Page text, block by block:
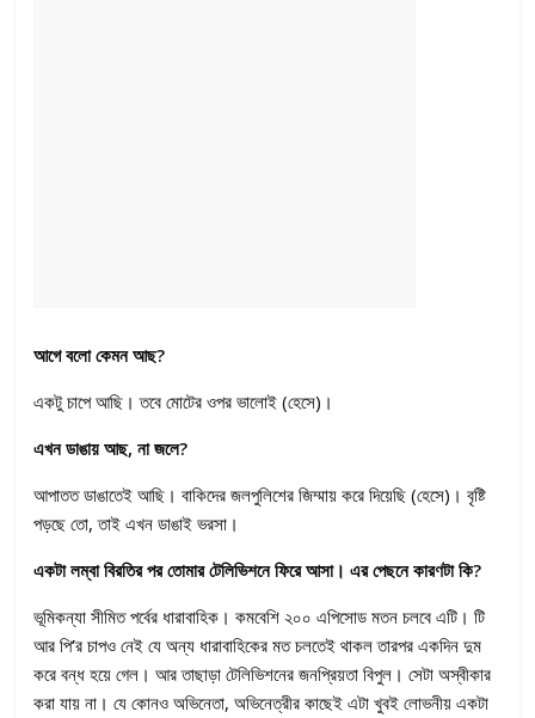
আগে বলো কেমন আছ?
একটু চাপে আছি। তবে মোটের ওপর ভালোই (হেসে)।
এখন ডাঙায় আছ, না জলে?
আপাতত ডাঙাতেই আছি। বাকিদের জলপুলিশের জিম্মায় করে দিয়েছি (হেসে)। বৃষ্টি
পড়ছে তো, তাই এখন ডাঙাই ভরসা।
একটা লম্বা বিরতির পর তোমার টেলিভিশনে ফিরে আসা। এর পেছনে কারণটা কি?
ভূমিকন্যা সীমিত পর্বের ধারাবাহিক। কমবেশি ২০০ এপিসোড মতন চলবে এটি। টি
আর পি’র চাপও নেই যে অন্য ধারাবাহিকের মত চলতেই থাকল তারপর একদিন দুম
করে বন্ধ হয়ে গেল। আর তাছাড়া টেলিভিশনের জনপ্রিয়তা বিপুল। সেটা অস্বীকার
করা যায় না। যে কোনও অভিনেতা, অভিনেত্রীর কাছেই এটা খুবই লোভনীয় একটা